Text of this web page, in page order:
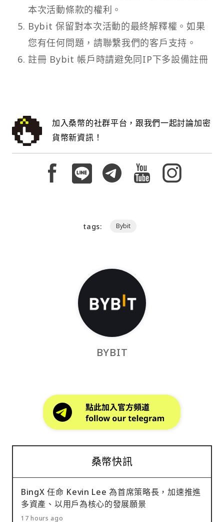
本次活動條款的權利。
Bybit 保留對本次活動的最終解釋權。如果
您有任何問題，請聯繫我們的客戶支持。
註冊 Bybit 帳戶時請避免同IP下多設備註冊
加入桑幣的社群平台，跟我們一起討論加密
貨幣新資訊！
tags: Bybit
BYBIT
桑幣快訊
BingX 任命 Kevin Lee 為首席策略長，加速推進
多資產、以用戶為核心的發展願景
17 hours ago